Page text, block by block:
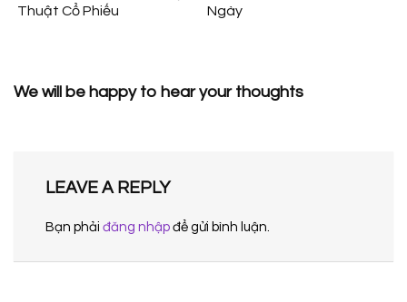
Thuật Cổ Phiếu
Ngày
We will be happy to hear your thoughts
LEAVE A REPLY
Bạn phải đăng nhập để gửi bình luận.